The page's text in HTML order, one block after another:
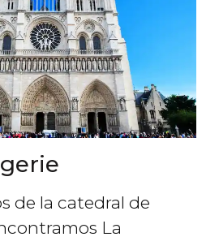
de la catedral de
La